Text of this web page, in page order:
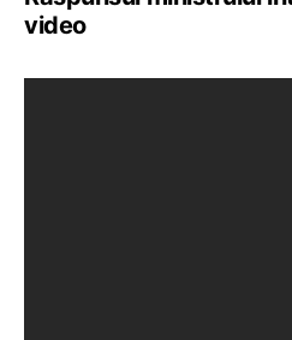
video